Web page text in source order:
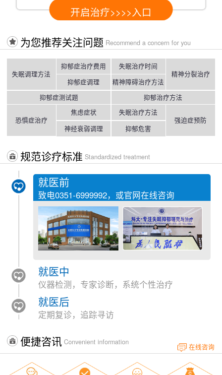
开启治疗>>>>入口
为您推荐关注问题 Recommend a concern for you
失眠调理方法
抑郁症治疗费用
抑郁症调理
失眠治疗时间
精神障碍治疗方法
精神分裂治疗
抑郁症测试题 抑郁治疗方法
恐惧症治疗
焦虑症状
神经衰弱调理
失眠治疗方法
抑郁危害
强迫症预防
规范诊疗标准 Standardized treatment
就医前
致电0351-6999992，或官网在线咨询
就医中
仪器检测，专家诊断，系统个性治疗
就医后
定期复诊，追踪寻访
便捷咨讯 Convenient information
在线咨询